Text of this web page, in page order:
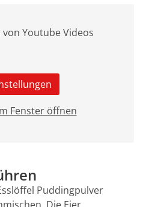
Youtube Videos
Fenster öffnen
Puddingpulver
Die Eier